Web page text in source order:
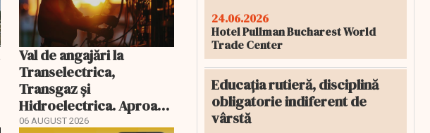
Val de angajări la
Transelectrica,
Transgaz și
Hidroelectrica. Aproape
400 de posturi aprobate
06 AUGUST 2026
24.06.2026
Hotel Pullman Bucharest World
Trade Center
Educația rutieră, disciplină
obligatorie indiferent de
vârstă